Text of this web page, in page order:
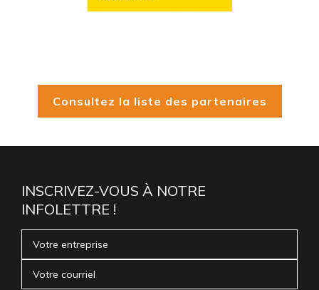
Consultez la liste des partenaires
INSCRIVEZ-VOUS À NOTRE
INFOLETTRE !